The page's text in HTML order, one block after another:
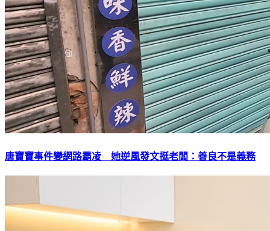
唐寶寶事件變網路霸凌 她逆風發文挺老闆：善良不是義務